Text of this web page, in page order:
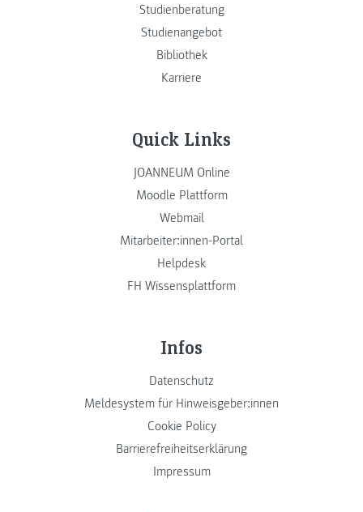
Studienberatung
Studienangebot
Bibliothek
Karriere
Quick Links
JOANNEUM Online
Moodle Plattform
Webmail
Mitarbeiter:innen-Portal
Helpdesk
FH Wissensplattform
Infos
Datenschutz
Meldesystem für Hinweisgeber:innen
Cookie Policy
Barrierefreiheitserklärung
Impressum